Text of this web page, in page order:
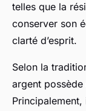
telles que la
conserver son
clarté d’esprit.
Selon la
argent